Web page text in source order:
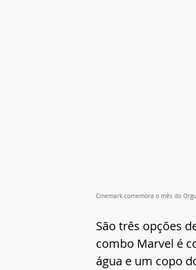
Cinemark comemora o mês do
São três opções
combo Marvel é
água e um copo